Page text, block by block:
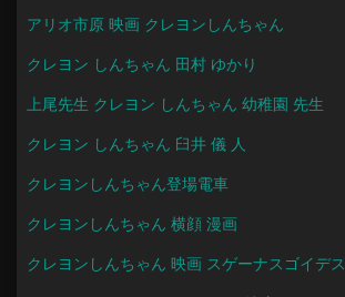
アリオ市原 映画 クレヨンしんちゃん
クレヨン しんちゃん 田村 ゆかり
上尾先生 クレヨン しんちゃん 幼稚園 先生
クレヨン しんちゃん 臼井 儀 人
クレヨンしんちゃん登場電車
クレヨンしんちゃん 横顔 漫画
クレヨンしんちゃん 映画 スゲーナスゴイデス